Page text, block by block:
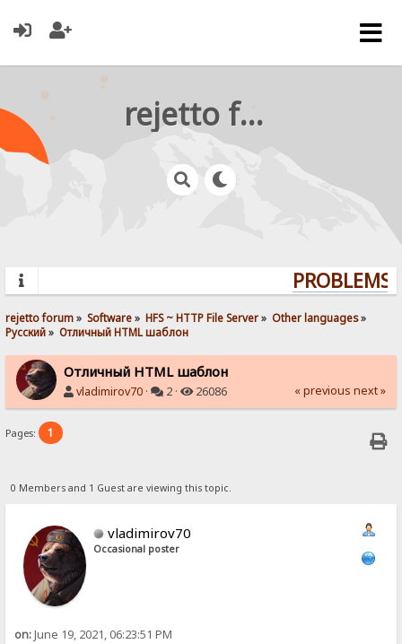
rejetto forum
rejetto forum» Software» HFS ~ HTTP File Server» Other languages»
Pусский» Отличный HTML шаблон
Отличный HTML шаблон
vladimirov70 · 2 · 26086 « previous next »
Pages: 1
0 Members and 1 Guest are viewing this topic.
vladimirov70
Occasional poster
on:June 19, 2021, 06:23:51 PM